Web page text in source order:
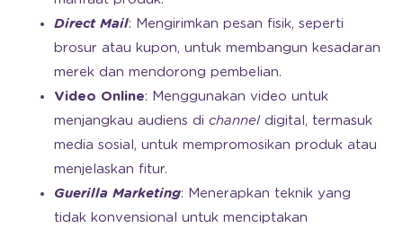
Direct Mail: Mengirimkan pesan fisik, seperti
brosur atau kupon, untuk membangun kesadaran
merek dan mendorong pembelian.
Video Online: Menggunakan video untuk
menjangkau audiens di channel digital, termasuk
media sosial, untuk mempromosikan produk atau
menjelaskan fitur.
Guerilla Marketing: Menerapkan teknik yang
tidak konvensional untuk menciptakan